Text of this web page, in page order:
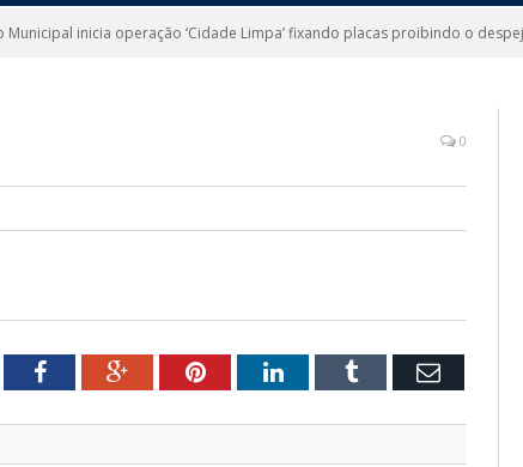
Municipal inicia operação ‘Cidade Limpa’ fixando placas proibindo o
0
FacebookGoogle+PinterestLinkedInTumblr Email